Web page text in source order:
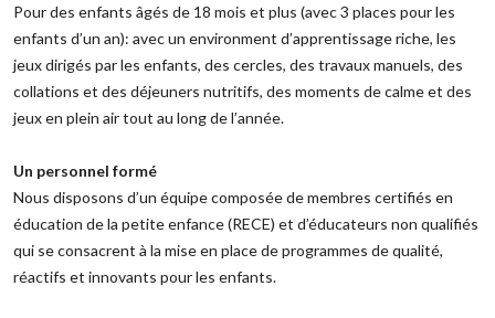
Pour des enfants âgés de 18 mois et plus (avec 3 places pour les
enfants d’un an): avec un environment d’apprentissage riche, les
jeux dirigés par les enfants, des cercles, des travaux manuels, des
collations et des déjeuners nutritifs, des moments de calme et des
jeux en plein air tout au long de l’année.
Un personnel formé
‌Nous disposons d’un équipe composée de membres certifiés en
éducation de la petite enfance (RECE) et d’éducateurs non qualifiés
qui se consacrent à la mise en place de programmes de qualité,
réactifs et innovants pour les enfants.